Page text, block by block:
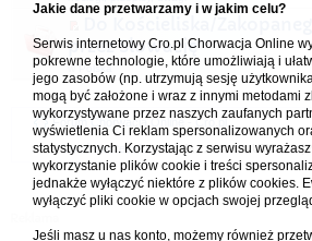
przez Słowację
wPolska
Forum Chorwacja Online - Cro.pl
Usuń ciasteczka• Strefa czasowa: UTC + 1
Jakie dane przetwarzamy i w jakim celu?
Serwis internetowy Cro.pl Chorwacja Online
pokrewne technologie, które umożliwiają i
jego zasobów (np. utrzymują sesję
mogą być założone i wraz z innymi metodami
wykorzystywane przez naszych zaufanych
wyświetlenia Ci reklam spersonalizowanych
statystycznych. Korzystając z serwisu
wykorzystanie plików cookie i treści
jednakże wyłączyć niektóre z plików cookies.
wyłączyć pliki cookie w opcjach swojej
Jeśli masz u nas konto, możemy również